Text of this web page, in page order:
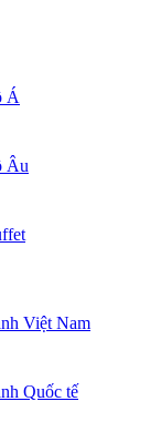
Á
Âu
Việt Nam
Quốc tế